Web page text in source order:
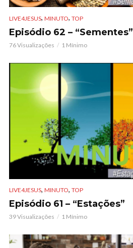
LIVE4JESUS, MINUTO, TOP
Episódio 62 – “Sementes”
76 Visualizações 1 Mínimo
LIVE4JESUS, MINUTO, TOP
Episódio 61 – “Estações”
39 Visualizações 1 Mínimo